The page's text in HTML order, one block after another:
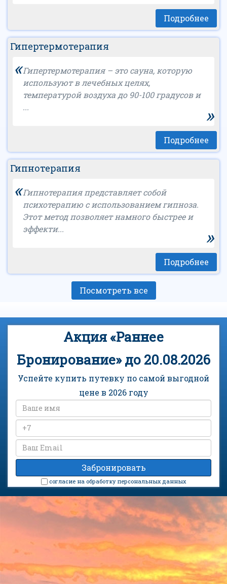
Подробнее
Гипертермотерапия
«Гипертермотерапия – это сауна, которую
используют в лечебных целях,
температурой воздуха до 90-100 градусов и
...
»
Подробнее
Гипнотерапия
«Гипнотерапия представляет собой
психотерапию с использованием гипноза.
Этот метод позволяет намного быстрее и
эффекти...
»
Подробнее
Посмотреть все
Акция «Раннее
Бронирование» до 20.08.2026
Успейте купить путевку по самой выгодной
цене в 2026 году
cогласие на обработку персональных данных
Санаторий «Дон» на карте